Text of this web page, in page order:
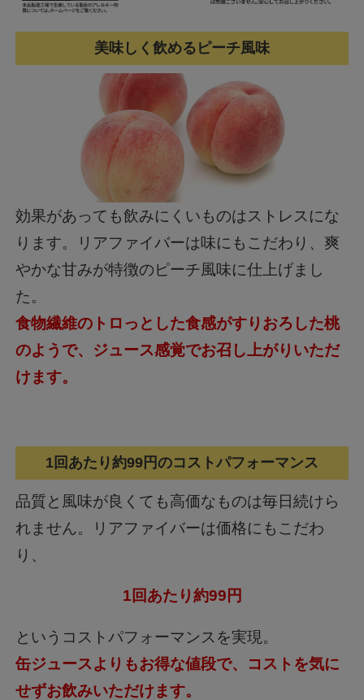
美味しく飲めるピーチ風味
効果があっても飲みにくいものはストレスにな
ります。リアファイバーは味にもこだわり、爽
やかな甘みが特徴のピーチ風味に仕上げまし
た。
食物繊維のトロっとした食感がすりおろした桃
のようで、ジュース感覚でお召し上がりいただ
けます。
1回あたり約99円のコストパフォーマンス
品質と風味が良くても高価なものは毎日続けら
れません。リアファイバーは価格にもこだわ
り、
1回あたり約99円
というコストパフォーマンスを実現。
缶ジュースよりもお得な値段で、コストを気に
せずお飲みいただけます。